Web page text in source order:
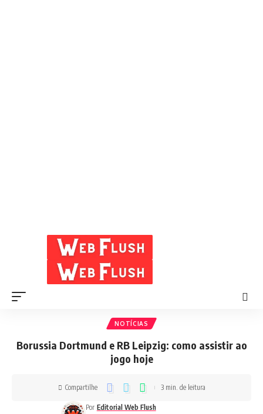
NOTÍCIAS
Borussia Dortmund e RB Leipzig: como assistir ao
jogo hoje
Por Editorial Web Flush
Compartilhe 3 min. de leitura